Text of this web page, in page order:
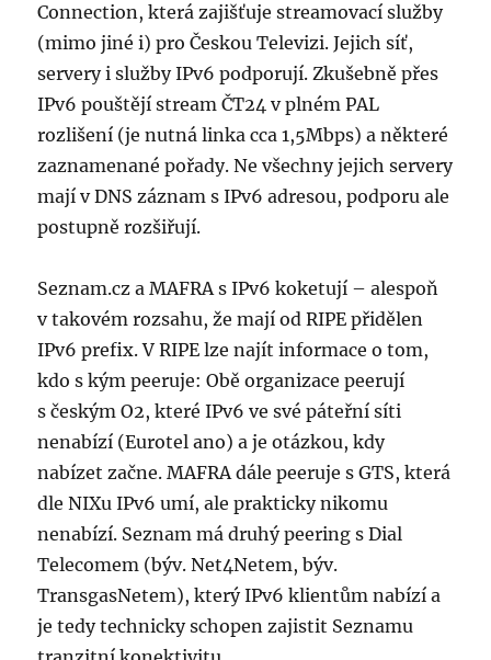
Connection, která zajišťuje streamovací služby
(mimo jiné i) pro Českou Televizi. Jejich síť,
servery i služby IPv6 podporují. Zkušebně přes
IPv6 pouštějí stream ČT24 v plném PAL
rozlišení (je nutná linka cca 1,5Mbps) a některé
zaznamenané pořady. Ne všechny jejich servery
mají v DNS záznam s IPv6 adresou, podporu ale
postupně rozšiřují.
Seznam.cz a MAFRA s IPv6 koketují – alespoň
v takovém rozsahu, že mají od RIPE přidělen
IPv6 prefix. V RIPE lze najít informace o tom,
kdo s kým peeruje: Obě organizace peerují
s českým O2, které IPv6 ve své páteřní síti
nenabízí (Eurotel ano) a je otázkou, kdy
nabízet začne. MAFRA dále peeruje s GTS, která
dle NIXu IPv6 umí, ale prakticky nikomu
nenabízí. Seznam má druhý peering s Dial
Telecomem (býv. Net4Netem, býv.
TransgasNetem), který IPv6 klientům nabízí a
je tedy technicky schopen zajistit Seznamu